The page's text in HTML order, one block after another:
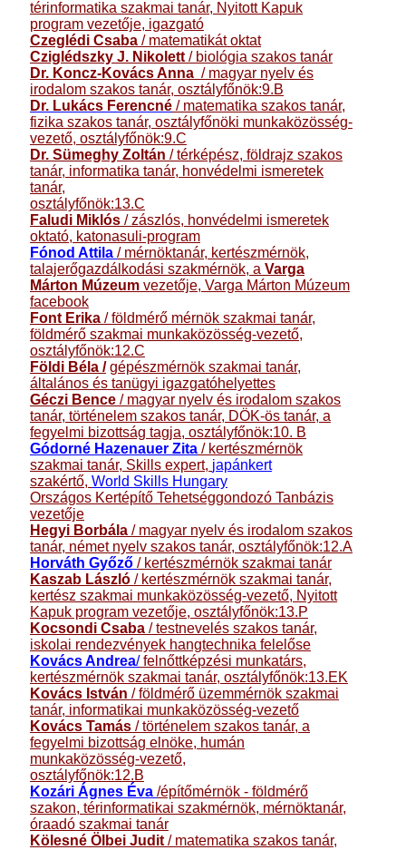
térinformatika szakmai tanár, Nyitott Kapuk
program vezetője, igazgató
Czeglédi Csaba / matematikát oktat
Cziglédszky J. Nikolett / biológia szakos tanár
Dr. Koncz-Kovács Anna / magyar nyelv és
irodalom szakos tanár, osztályfőnök:9.B
Dr. Lukács Ferencné / matematika szakos tanár,
fizika szakos tanár, osztályfőnöki munkaközösség-
vezető, osztályfőnök:9.C
Dr. Sümeghy Zoltán / térképész, földrajz szakos
tanár, informatika tanár, honvédelmi ismeretek
tanár,
osztályfőnök:13.C
Faludi Miklós / zászlós, honvédelmi ismeretek
oktató, katonasuli-program
Fónod Attila / mérnöktanár, kertészmérnök,
talajerőgazdálkodási szakmérnök, a Varga
Márton Múzeum vezetője, Varga Márton Múzeum
facebook
Font Erika / földmérő mérnök szakmai tanár,
földmérő szakmai munkaközösség-vezető,
osztályfőnök:12.C
Földi Béla / gépészmérnök szakmai tanár,
általános és tanügyi igazgatóhelyettes
Géczi Bence / magyar nyelv és irodalom szakos
tanár, történelem szakos tanár, DÖK-ös tanár, a
fegyelmi bizottság tagja, osztályfőnök:10. B
Gódorné Hazenauer Zita / kertészmérnök
szakmai tanár, Skills expert, japánkert
szakértő, World Skills Hungary
Országos Kertépítő Tehetséggondozó Tanbázis
vezetője
Hegyi Borbála / magyar nyelv és irodalom szakos
tanár, német nyelv szakos tanár, osztályfőnök:12.A
Horváth Győző / kertészmérnök szakmai tanár
Kaszab László / kertészmérnök szakmai tanár,
kertész szakmai munkaközösség-vezető, Nyitott
Kapuk program vezetője, osztályfőnök:13.P
Kocsondi Csaba / testnevelés szakos tanár,
iskolai rendezvények hangtechnika felelőse
Kovács Andrea/felnőttképzési munkatárs,
kertészmérnök szakmai tanár, osztályfőnök:13.EK
Kovács István / földmérő üzemmérnök szakmai
tanár, informatikai munkaközösség-vezető
Kovács Tamás / történelem szakos tanár, a
fegyelmi bizottság elnöke, humán
munkaközösség-vezető,
osztályfőnök:12.B
Kozári Ágnes Éva /építőmérnök - földmérő
szakon, térinformatikai szakmérnök, mérnöktanár,
óraadó szakmai tanár
Kölesné Ölbei Judit / matematika szakos tanár,